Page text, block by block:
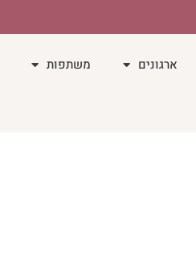
ארגונים משתפות